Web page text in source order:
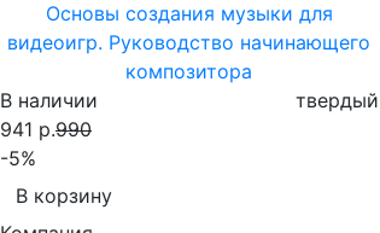
Основы создания музыки для
видеоигр. Руководство начинающего
композитора
В наличии
твердый
941 р.990
-5%
В корзину